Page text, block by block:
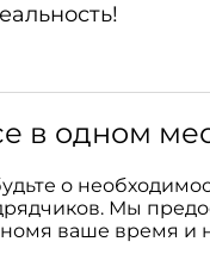
в одном
о
Мы
ваше время и